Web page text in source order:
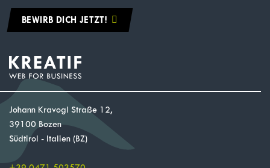
BEWIRB DICH JETZT!
Johann Kravogl Straße 12,
39100 Bozen
Südtirol - Italien (BZ)